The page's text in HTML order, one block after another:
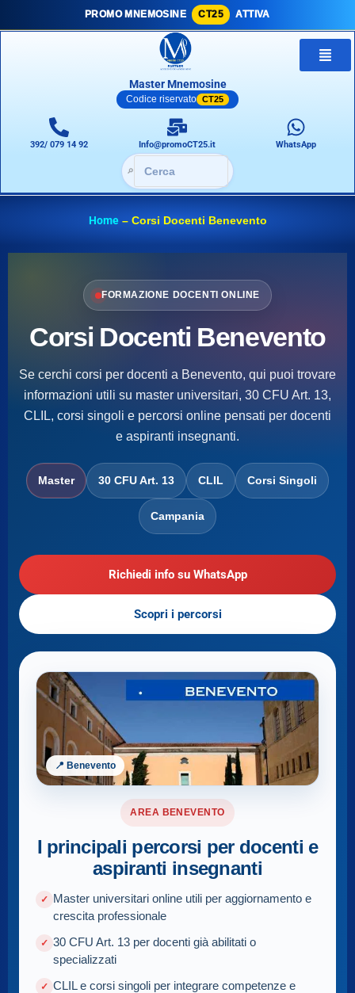
PROMO MNEMOSINE CT25 ATTIVA
Master Mnemosine
Codice riservato CT25
392/ 079 14 92 Info@promoCT25.it WhatsApp
🔎
Home– Corsi Docenti Benevento
FORMAZIONE DOCENTI ONLINE
Corsi Docenti Benevento
Se cerchi corsi per docenti a Benevento, qui puoi trovare
informazioni utili su master universitari, 30 CFU Art. 13,
CLIL, corsi singoli e percorsi online pensati per docenti
e aspiranti insegnanti.
Master 30 CFU Art. 13 CLIL Corsi Singoli
Campania
Richiedi info su WhatsApp
Scopri i percorsi
📍 Benevento
AREA BENEVENTO
I principali percorsi per docenti e
aspiranti insegnanti
Master universitari online utili per aggiornamento e
crescita professionale
30 CFU Art. 13 per docenti già abilitati o
specializzati
CLIL e corsi singoli per integrare competenze e